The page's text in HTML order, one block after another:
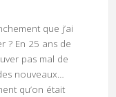
que j’ai
? En 25 ans de
pas mal de
nouveaux…
qu’on était